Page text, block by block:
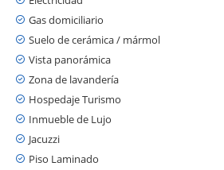
Gas domiciliario
Suelo de cerámica / mármol
Vista panorámica
Zona de lavandería
Hospedaje Turismo
Inmueble de Lujo
Jacuzzi
Piso Laminado